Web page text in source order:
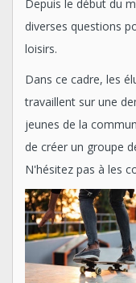
Depuis le début du
diverses questions
loisirs.
Dans ce cadre, les
travaillent sur une
jeunes de la
de créer un groupe
N'hésitez pas à les